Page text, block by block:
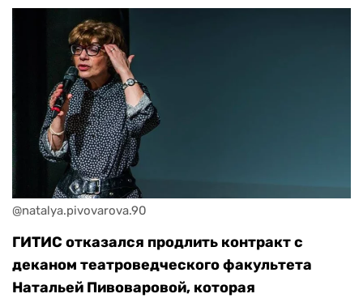
@natalya.pivovarova.90
ГИТИС отказался продлить контракт с
деканом театроведческого факультета
Натальей Пивоваровой, которая